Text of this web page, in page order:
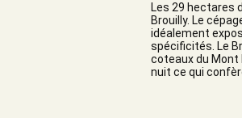
Les 29 hectares
Brouilly. Le
idéalement
spécificités. Le
coteaux du Mont
nuit ce qui